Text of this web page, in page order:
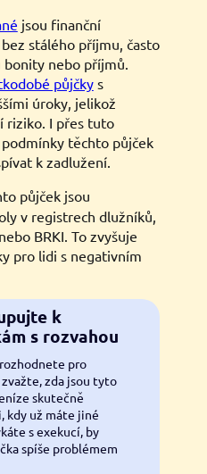
jsou finanční
stálého příjmu, často
nebo příjmů.
půjčky s
úroky, jelikož
riziko. I přes tuto
těchto půjček
k zadlužení.
půjček jsou
v registrech dlužníků,
BRKI. To zvyšuje
pro lidi s negativním
k
s rozvahou
pro
zda jsou tyto
skutečně
kdy už máte jiné
s exekucí, by
spíše problémem